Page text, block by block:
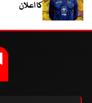
کا اعلان